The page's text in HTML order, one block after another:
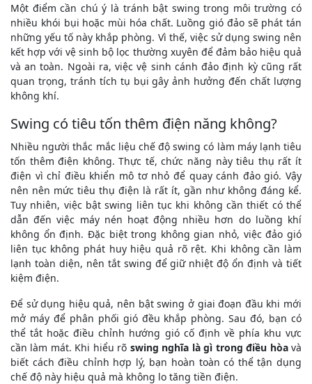
Một điểm cần chú ý là tránh bật swing trong môi trường có
nhiều khói bụi hoặc mùi hóa chất. Luồng gió đảo sẽ phát tán
những yếu tố này khắp phòng. Vì thế, việc sử dụng swing nên
kết hợp với vệ sinh bộ lọc thường xuyên để đảm bảo hiệu quả
và an toàn. Ngoài ra, việc vệ sinh cánh đảo định kỳ cũng rất
quan trọng, tránh tích tụ bụi gây ảnh hưởng đến chất lượng
không khí.
Swing có tiêu tốn thêm điện năng không?
Nhiều người thắc mắc liệu chế độ swing có làm máy lạnh tiêu
tốn thêm điện không. Thực tế, chức năng này tiêu thụ rất ít
điện vì chỉ điều khiển mô tơ nhỏ để quay cánh đảo gió. Vậy
nên nên mức tiêu thụ điện là rất ít, gần như không đáng kể.
Tuy nhiên, việc bật swing liên tục khi không cần thiết có thể
dẫn đến việc máy nén hoạt động nhiều hơn do luồng khí
không ổn định. Đặc biệt trong không gian nhỏ, việc đảo gió
liên tục không phát huy hiệu quả rõ rệt. Khi không cần làm
lạnh toàn diện, nên tắt swing để giữ nhiệt độ ổn định và tiết
kiệm điện.
Để sử dụng hiệu quả, nên bật swing ở giai đoạn đầu khi mới
mở máy để phân phối gió đều khắp phòng. Sau đó, bạn có
thể tắt hoặc điều chỉnh hướng gió cố định về phía khu vực
cần làm mát. Khi hiểu rõ swing nghĩa là gì trong điều hòavà
biết cách điều chỉnh hợp lý, bạn hoàn toàn có thể tận dụng
chế độ này hiệu quả mà không lo tăng tiền điện.